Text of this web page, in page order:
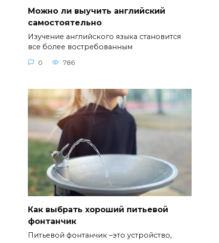
Можно ли выучить английский
самостоятельно
Изучение английского языка становится
все более востребованным
0 786
Как выбрать хороший питьевой
фонтанчик
Питьевой фонтанчик –это устройство,